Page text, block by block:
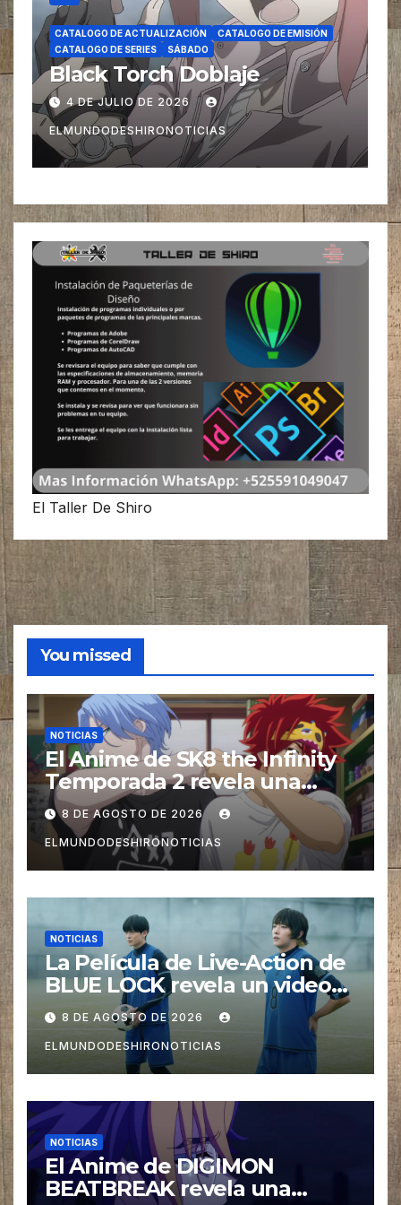
DE EMISIÓN CATALOGO DE ACTUALIZACIÓN
CATALOGO DE
CATALOGO DE SERIES
SÁBADO
Hanaori-san wa Tensei
mo Tooi Doblaje
11 DE JULIO DE 2026
ELMUNDODESHIRONOTICIAS
El Taller De Shiro
You missed
NOTICIAS
El Anime de SK8 the Infinity
Temporada 2 revela una
imagen promocional
8 DE AGOSTO DE 2026
ELMUNDODESHIRONOTICIAS
NOTICIAS
La Película de Live-Action de
BLUE LOCK revela un video
especial con el tema musical
interpretado por Ado
8 DE AGOSTO DE 2026
ELMUNDODESHIRONOTICIAS
NOTICIAS
El Anime de DIGIMON
BEATBREAK revela una